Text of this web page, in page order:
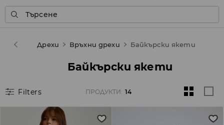
Търсене
Жена Дрехи Връхни дрехи Байкърски якети
Байкърски якети
Filters ПРОДУКТИ: 14